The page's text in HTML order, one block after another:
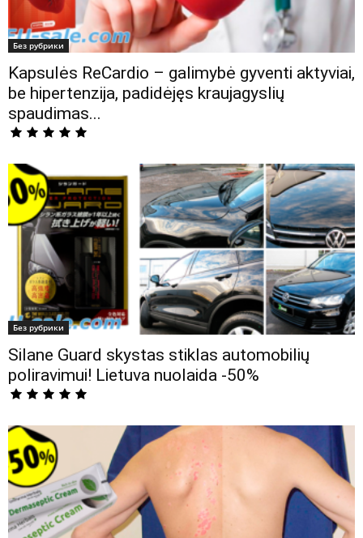
Без рубрики
Kapsulės ReCardio – galimybė gyventi aktyviai,
be hipertenzija, padidėjęs kraujagyslių
spaudimas...
Без рубрики
Silane Guard skystas stiklas automobilių
poliravimui! Lietuva nuolaida -50%